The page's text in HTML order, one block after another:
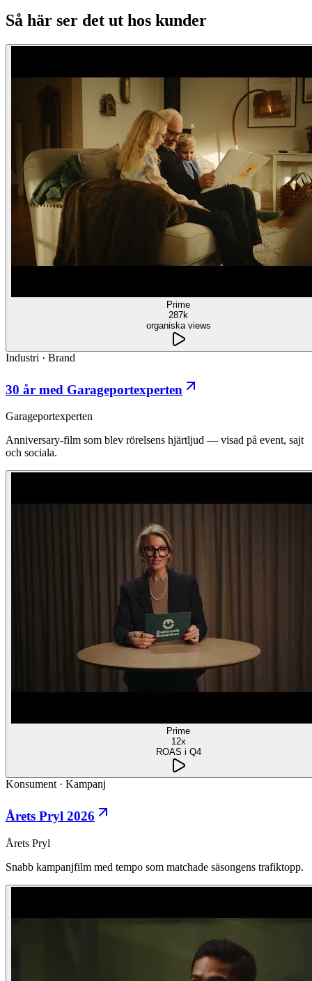
Så här ser det ut hos kunder
Prime
287k
organiska views
Industri · Brand
30 år med Garageportexperten
Garageportexperten
Anniversary-film som blev rörelsens hjärtljud — visad på event, sajt
och sociala.
Prime
12x
ROAS i Q4
Konsument · Kampanj
Årets Pryl 2026
Årets Pryl
Snabb kampanjfilm med tempo som matchade säsongens trafiktopp.